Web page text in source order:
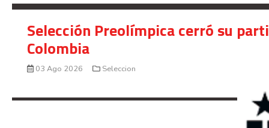
Selección Preolímpica cerró su
Colombia
03 Ago 2026 Seleccion